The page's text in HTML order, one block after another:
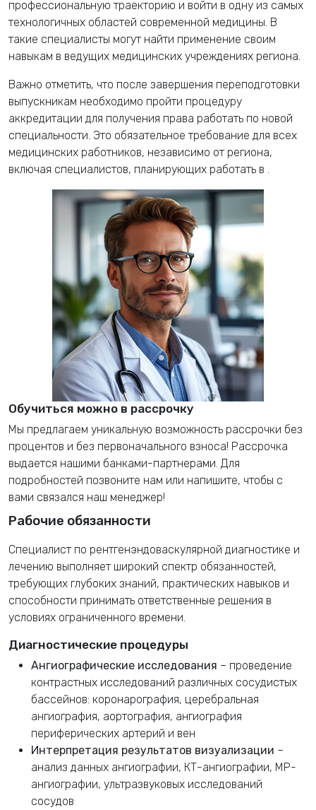
профессиональную траекторию и войти в одну из самых
технологичных областей современной медицины. В
такие специалисты могут найти применение своим
навыкам в ведущих медицинских учреждениях региона.
Важно отметить, что после завершения переподготовки
выпускникам необходимо пройти процедуру
аккредитации для получения права работать по новой
специальности. Это обязательное требование для всех
медицинских работников, независимо от региона,
включая специалистов, планирующих работать в .
Обучиться можно в рассрочку
Мы предлагаем уникальную возможность рассрочки без
процентов и без первоначального взноса! Рассрочка
выдается нашими банками-партнерами. Для
подробностей позвоните нам или напишите, чтобы с
вами связался наш менеджер!
Рабочие обязанности
Специалист по рентгенэндоваскулярной диагностике и
лечению выполняет широкий спектр обязанностей,
требующих глубоких знаний, практических навыков и
способности принимать ответственные решения в
условиях ограниченного времени.
Диагностические процедуры
Ангиографические исследования – проведение
контрастных исследований различных сосудистых
бассейнов: коронарография, церебральная
ангиография, аортография, ангиография
периферических артерий и вен
Интерпретация результатов визуализации –
анализ данных ангиографии, КТ-ангиографии, МР-
ангиографии, ультразвуковых исследований
сосудов